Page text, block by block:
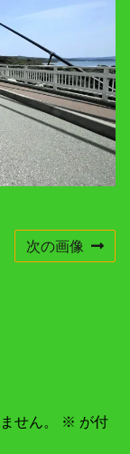
次の画像
せん。 ※ が付